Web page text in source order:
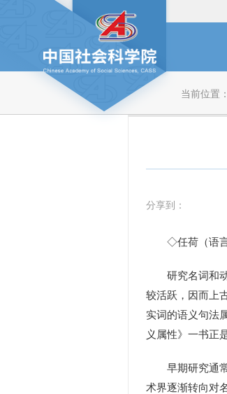
当前位置：
分享到：
◇任荷（语言
研究名词和动
较活跃，因而上
实词的语义句法
义属性》一书正
早期研究通常
术界逐渐转向对